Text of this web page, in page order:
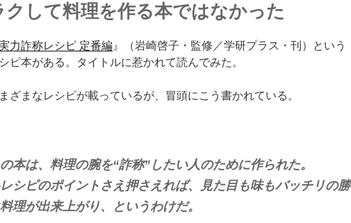
クして料理を作る本ではなかった
力詐称レシピ 定番編 』（岩崎啓子・監修／学研プラス・刊）という
ピ本がある。タイトルに惹かれて読んでみた。
ざまなレシピが載っているが、冒頭にこう書かれている。
本は、料理の腕を“詐称”したい人のために作られた。
シピのポイントさえ押さえれば、見た目も味もバッチリの勝
理が出来上がり、というわけだ。